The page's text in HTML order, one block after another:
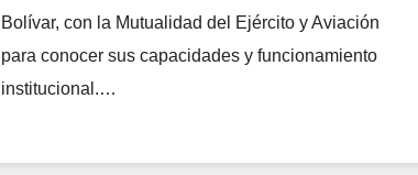
Bolívar, con la Mutualidad del Ejército y Aviación
para conocer sus capacidades y funcionamiento
institucional.…